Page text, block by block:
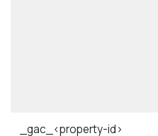
_gac_<property-id>